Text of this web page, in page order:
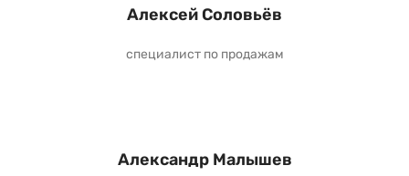
Алексей Соловьёв
специалист по продажам
Александр Малышев